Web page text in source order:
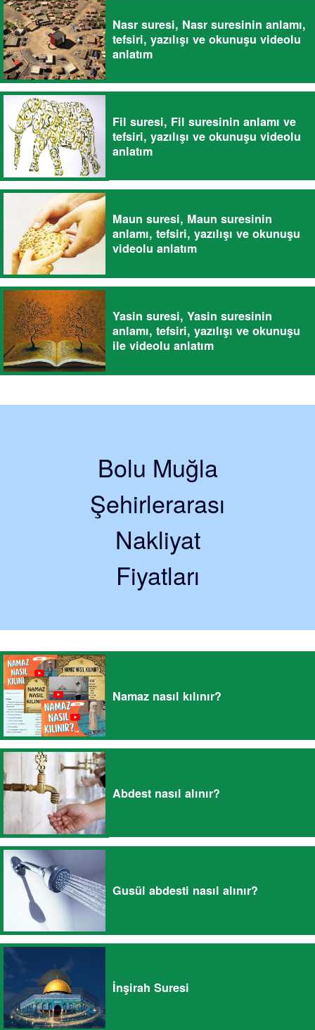
Nasr suresi, Nasr suresinin anlamı,
tefsiri, yazılışı ve okunuşu videolu
anlatım
Fil suresi, Fil suresinin anlamı ve
tefsiri, yazılışı ve okunuşu videolu
anlatım
Maun suresi, Maun suresinin
anlamı, tefsiri, yazılışı ve okunuşu
videolu anlatım
Yasin suresi, Yasin suresinin
anlamı, tefsiri, yazılışı ve okunuşu
ile videolu anlatım
Bolu Muğla
Şehirlerarası
Nakliyat
Fiyatları
Namaz nasıl kılınır?
Abdest nasıl alınır?
Gusül abdesti nasıl alınır?
İnşirah Suresi